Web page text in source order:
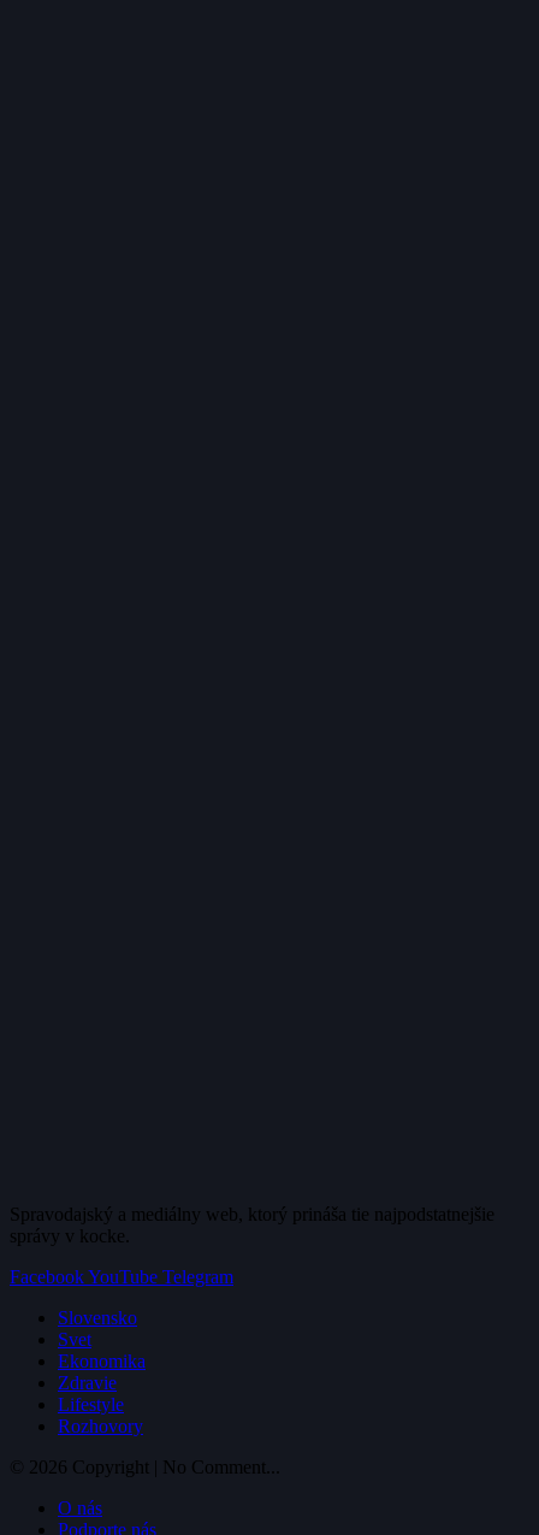
Spravodajský a mediálny web, ktorý prináša tie najpodstatnejšie
správy v kocke.
FacebookYouTube Telegram
Slovensko
Svet
Ekonomika
Zdravie
Lifestyle
Rozhovory
© 2026 Copyright | No Comment...
O nás
Podporte nás